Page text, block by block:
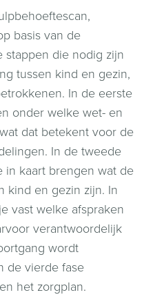
basis van de
die nodig zijn
tussen kind en gezin,
In de eerste
onder welke wet- en
dat betekent voor de
In de tweede
in kaart brengen wat de
kind en gezin zijn. In
vast welke afspraken
verantwoordelijk
wordt
de vierde fase
het zorgplan.